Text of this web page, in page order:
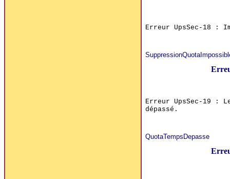
Erreur UpsSec-18 :
Erreur UpsSec-19 :
dépassé.
QuotaTempsDepasse